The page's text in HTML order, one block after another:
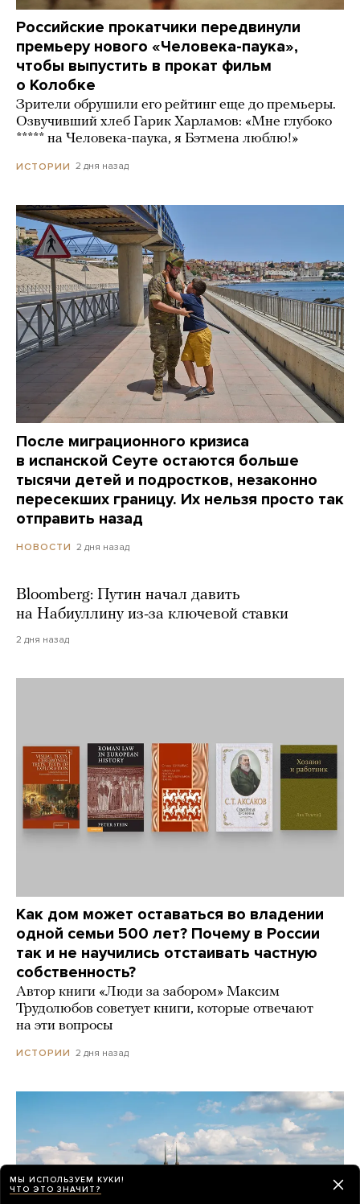
Российские прокатчики передвинули
премьеру нового «Человека-паука»,
чтобы выпустить в прокат фильм
о Колобке
Зрители обрушили его рейтинг еще до премьеры.
Озвучивший хлеб Гарик Харламов: «Мне глубоко
***** на Человека-паука, я Бэтмена люблю!»
ИСТОРИИ 2 дня назад
После миграционного кризиса
в испанской Сеуте остаются больше
тысячи детей и подростков, незаконно
пересекших границу. Их нельзя просто так
отправить назад
НОВОСТИ 2 дня назад
Bloomberg: Путин начал давить
на Набиуллину из-за ключевой ставки
2 дня назад
Как дом может оставаться во владении
одной семьи 500 лет? Почему в России
так и не научились отстаивать частную
собственность?
Автор книги «Люди за забором» Максим
Трудолюбов советует книги, которые отвечают
на эти вопросы
ИСТОРИИ 2 дня назад
МЫ ИСПОЛЬЗУЕМ КУКИ!
ЧТО ЭТО ЗНАЧИТ?